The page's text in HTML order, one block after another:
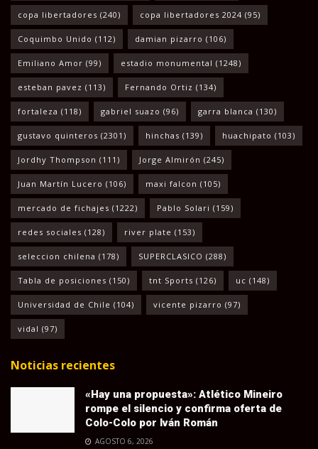
copa libertadores (240) copa libertadores 2024 (95)
Coquimbo Unido (112) damian pizarro (106)
Emiliano Amor (99) estadio monumental (1248)
esteban pavez (113) Fernando Ortiz (134)
fortaleza (118) gabriel suazo (96) garra blanca (130)
gustavo quinteros (2301) hinchas (139) huachipato (103)
Jordhy Thompson (111) Jorge Almirón (245)
Juan Martín Lucero (106) maxi falcon (105)
mercado de fichajes (1222) Pablo Solari (159)
redes sociales (128) river plate (153)
seleccion chilena (178) SUPERCLASICO (288)
Tabla de posiciones (150) tnt Sports (126) uc (148)
Universidad de Chile (104) vicente pizarro (97)
vidal (97)
Noticias recientes
«Hay una propuesta»: Atlético Mineiro
rompe el silencio y confirma oferta de
Colo-Colo por Iván Román
AGOSTO 6, 2026